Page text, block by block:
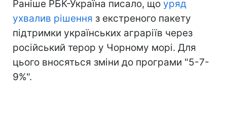
Раніше РБК-Україна писало, що уряд
ухвалив рішення з екстреного пакету
підтримки українських аграріїв через
російський терор у Чорному морі. Для
цього вносяться зміни до програми "5-7-
9%".